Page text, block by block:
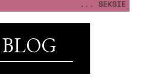
BLOG